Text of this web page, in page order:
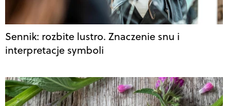
Sennik: rozbite lustro. Znaczenie snu i
interpretacje symboli